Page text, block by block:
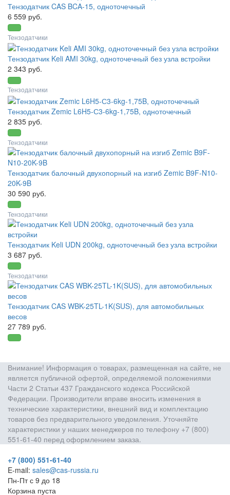
Тензодатчик CAS BCA-15, одноточечный
6 559 руб.
Тензодатчики
Тензодатчик Keli AMI 30kg, одноточечный без узла встройки
2 343 руб.
Тензодатчики
Тензодатчик Zemic L6H5-С3-6kg-1,75B, одноточечный
2 835 руб.
Тензодатчики
Тензодатчик балочный двухопорный на изгиб Zemic B9F-N10-
20K-9B
30 590 руб.
Тензодатчики
Тензодатчик Keli UDN 200kg, одноточечный без узла встройки
3 687 руб.
Тензодатчики
Тензодатчик CAS WBK-25TL-1K(SUS), для автомобильных
весов
27 789 руб.
Внимание! Информация о товарах, размещенная на сайте, не
является публичной офертой, определяемой положениями
Части 2 Статьи 437 Гражданского кодекса Российской
Федерации. Производители вправе вносить изменения в
технические характеристики, внешний вид и комплектацию
товаров без предварительного уведомления. Уточняйте
характеристики у наших менеджеров по телефону +7 (800)
551-61-40 перед оформлением заказа.
+7 (800) 551-61-40
E-mail: sales@cas-russia.ru
Пн-Пт с 9 до 18
Корзина пуста